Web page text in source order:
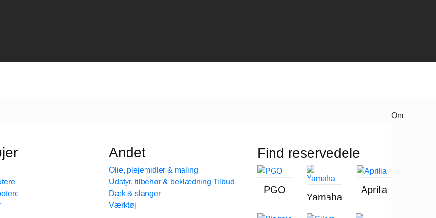
Andet
Olie, plejemidler & maling
Udstyr, tilbehør & beklædning
Dæk & slanger
Værktøj
Find reservedele
PGO
Yamaha
Aprilia
Om